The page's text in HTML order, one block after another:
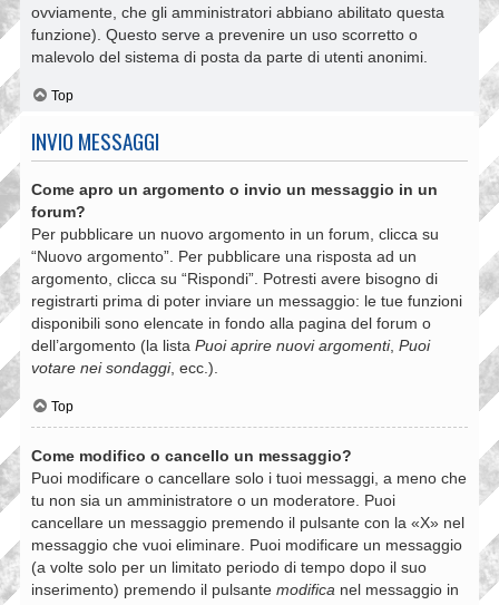
ovviamente, che gli amministratori abbiano abilitato questa
funzione). Questo serve a prevenire un uso scorretto o
malevolo del sistema di posta da parte di utenti anonimi.
Top
INVIO MESSAGGI
Come apro un argomento o invio un messaggio in un
forum?
Per pubblicare un nuovo argomento in un forum, clicca su
“Nuovo argomento”. Per pubblicare una risposta ad un
argomento, clicca su “Rispondi”. Potresti avere bisogno di
registrarti prima di poter inviare un messaggio: le tue funzioni
disponibili sono elencate in fondo alla pagina del forum o
dell’argomento (la lista Puoi aprire nuovi argomenti, Puoi
votare nei sondaggi, ecc.).
Top
Come modifico o cancello un messaggio?
Puoi modificare o cancellare solo i tuoi messaggi, a meno che
tu non sia un amministratore o un moderatore. Puoi
cancellare un messaggio premendo il pulsante con la «X» nel
messaggio che vuoi eliminare. Puoi modificare un messaggio
(a volte solo per un limitato periodo di tempo dopo il suo
inserimento) premendo il pulsante modifica nel messaggio in